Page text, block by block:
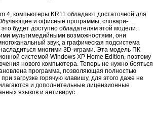
4, компьютеры KR11 обладают достаточной для
и офисные программы, словари-
будет доступно обладателям этой модели.
мультимедийными возможностями, они
звук, а графическая подсистема
многими 3D-играми. Эта модель ПК
системой Windows XP Home Edition, поэтому
нового компьютера. Теперь не нужно бояться
программа, позволяющая полностью
загрузке горячую клавишу, для этого даже не
и дополнительные лицензионные
языков и антивирус.